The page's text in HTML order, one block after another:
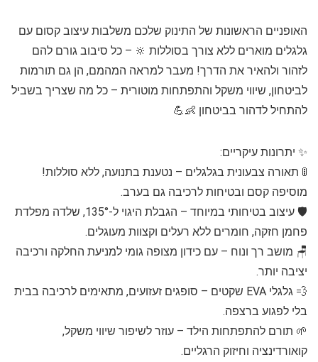
האופניים הראשונות של התינוק שלכם משלבות עיצוב קסום עם
גלגלים מוארים ללא צורך בסוללות 🔆 – כל סיבוב גורם להם
לזהור ולהאיר את הדרך! מעבר למראה המהמם, הן גם תורמות
לביטחון, שיווי משקל והתפתחות מוטורית – כל מה שצריך בשביל
להתחיל לדהור בביטחון 👶💪
✨ יתרונות עיקריים:
🚦 תאורה צבעונית בגלגלים – נטענת בתנועה, ללא סוללות!
מוסיפה קסם ובטיחות לרכיבה גם בערב.
🛡️ עיצוב בטיחותי במיוחד – הגבלת היגוי ל-135°, שלדה מפלדת
פחמן חזקה, חומרים ללא רעלים וקצוות מעוגלים.
🪑 מושב רך ונוח – עם כידון מצופה גומי למניעת החלקה ורכיבה
יציבה יותר.
💨 גלגלי EVA שקטים – סופגים זעזועים, מתאימים לרכיבה בבית
בלי לפגוע ברצפה.
🌱 תורם להתפתחות הילד – עוזר לשיפור שיווי משקל,
קואורדינציה וחיזוק הרגליים.